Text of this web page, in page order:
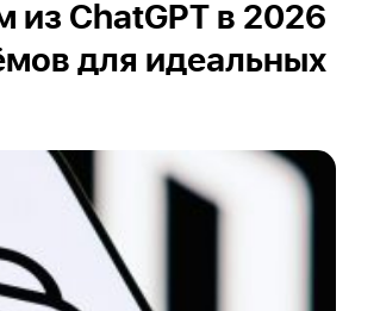
ChatGPT в 2026
для идеальных